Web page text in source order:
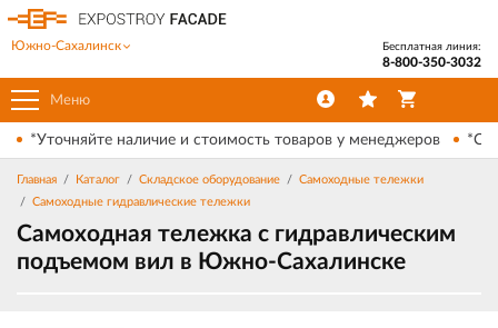
Меню
Южно-Сахалинск Бесплатная линия:
8-800-350-3032
*Уточняйте наличие и стоимость товаров у менеджеров
Главная Каталог Складское оборудование
Самоходные тележки
Самоходные гидравлические тележки
Самоходная тележка с гидравлическим
подъемом вил в Южно-Сахалинске